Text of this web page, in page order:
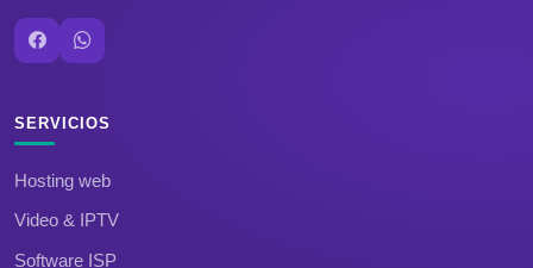
SERVICIOS
Hosting web
Video & IPTV
Software ISP